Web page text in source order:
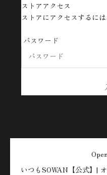
コンテンツへスキップ
SOWAN【公式
ストアアクセス
ストアにアクセスするに
パスワード
いつもSOWAN【公式】|